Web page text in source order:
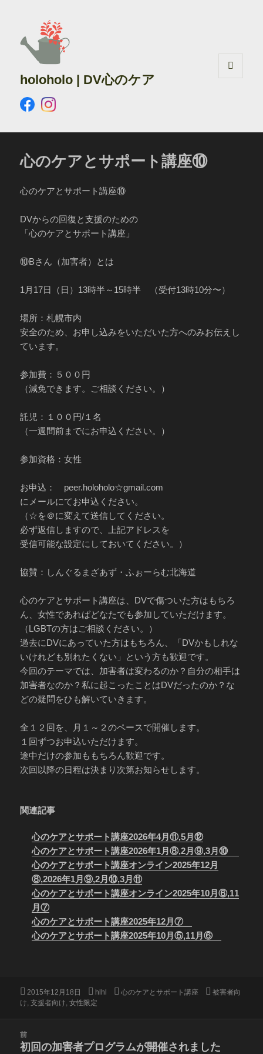
holoholo | DV心のケア
心のケアとサポート講座⑩
心のケアとサポート講座⑩
DVからの回復と支援のための
「心のケアとサポート講座」
⑩Bさん（加害者）とは
1月17日（日）13時半～15時半 （受付13時10分〜）
場所：札幌市内
安全のため、お申し込みをいただいた方へのみお伝えし
ています。
参加費：５００円
（減免できます。ご相談ください。）
託児：１００円/１名
（一週間前までにお申込ください。）
参加資格：女性
お申込： peer.holoholo☆gmail.com
にメールにてお申込ください。
（☆を＠に変えて送信してください。
必ず返信しますので、上記アドレスを
受信可能な設定にしておいてください。）
協賛：しんぐるまざあず・ふぉーらむ北海道
心のケアとサポート講座は、DVで傷ついた方はもちろ
ん、女性であればどなたでも参加していただけます。
（LGBTの方はご相談ください。）
過去にDVにあっていた方はもちろん、「DVかもしれな
いけれども別れたくない」という方も歓迎です。
今回のテーマでは、加害者は変わるのか？自分の相手は
加害者なのか？私に起こったことはDVだったのか？な
どの疑問をひも解いていきます。
全１２回を、月１～２のペースで開催します。
１回ずつお申込いただけます。
途中だけの参加ももちろん歓迎です。
次回以降の日程は決まり次第お知らせします。
関連記事
心のケアとサポート講座2026年4月⑪,5月⑫
心のケアとサポート講座2026年1月⑧,2月⑨,3月⑩
心のケアとサポート講座オンライン2025年12月
⑧,2026年1月⑨,2月⑩,3月⑪
心のケアとサポート講座オンライン2025年10月⑥,11
月⑦
心のケアとサポート講座2025年12月⑦
心のケアとサポート講座2025年10月⑤,11月⑥
投
稿
2015年12月18日
作
成
hlhl
カ
心のケアとサポート講座
タ
被害者向
け,支援者向け,女性限定
前
前
初回の加害者プログラムが開催されました